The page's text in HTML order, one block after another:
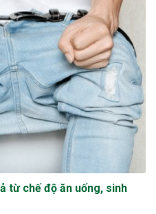
từ chế độ ăn uống, sinh